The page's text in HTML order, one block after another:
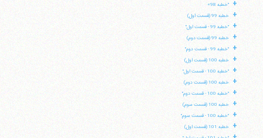
+ "خطبه 98»
+ خطبه 99 (قسمت اول)
+ "خطبه 99 - قسمت اول"
+ خطبه 99 (قسمت دوم)
+ "خطبه 99 - قسمت دوم"
+ خطبه 100 (قسمت اول)
+ "خطبه 100 - قسمت اول"
+ خطبه 100 (قسمت دوم)
+ "خطبه 100 - قسمت دوم"
+ خطبه 100 (قسمت سوم)
+ "خطبه 100 - قسمت سوم"
+ خطبه 101 (قسمت اول)